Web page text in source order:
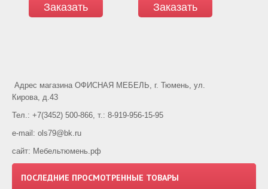
Заказать Заказать
Адрес магазина ОФИСНАЯ МЕБЕЛЬ, г. Тюмень, ул.
Кирова, д.43
Тел.: +7(3452) 500-866, т.: 8-919-956-15-95
e-mail: ols79@bk.ru
сайт: Мебельтюмень.рф
ПОСЛЕДНИЕ ПРОСМОТРЕННЫЕ ТОВАРЫ